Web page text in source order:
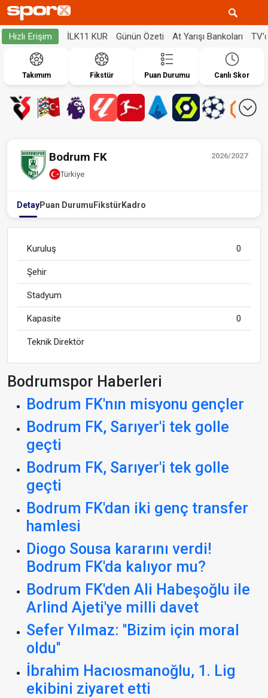
Hızlı Erişim İLK11 KUR Günün Özeti At Yarışı Bankoları
Takımım Fikstür Puan Durumu Canlı Skor
2026/2027
Bodrum FK
Türkiye
DetayPuan Durumu Fikstür Kadro
Kuruluş 0
Şehir
Stadyum
Kapasite 0
Teknik Direktör
Bodrumspor Haberleri
Bodrum FK'nın misyonu gençler
Bodrum FK, Sarıyer'i tek golle
geçti
Bodrum FK, Sarıyer'i tek golle
geçti
Bodrum FK'dan iki genç transfer
hamlesi
Diogo Sousa kararını verdi!
Bodrum FK'da kalıyor mu?
Bodrum FK'den Ali Habeşoğlu ile
Arlind Ajeti'ye milli davet
Sefer Yılmaz: ''Bizim için moral
oldu''
İbrahim Hacıosmanoğlu, 1. Lig
ekibini ziyaret etti